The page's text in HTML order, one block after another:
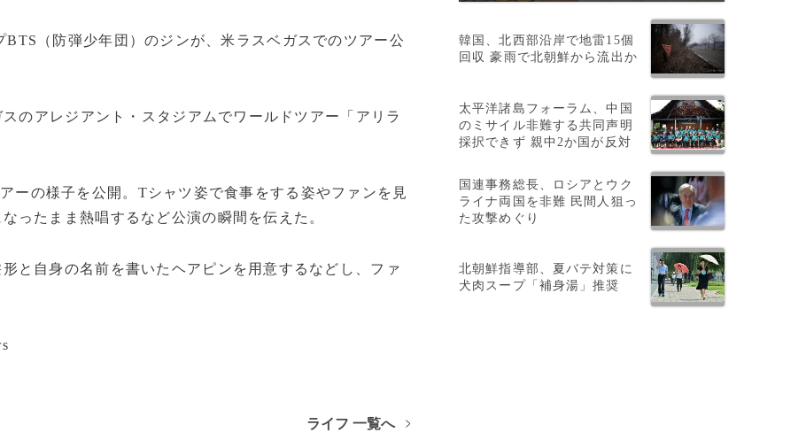
BTS（防弾少年団）のジンが、米ラスベガスでのツアー公
のアレジアント・スタジアムでワールドツアー「アリラ
ーの様子を公開。Tシャツ姿で食事をする姿やファンを見
ったまま熱唱するなど公演の瞬間を伝えた。
と自身の名前を書いたヘアピンを用意するなどし、ファ
ライフ 一覧へ >
韓国、北西部沿岸で地雷15個
回収 豪雨で北朝鮮から流出か
太平洋諸島フォーラム、中国
のミサイル非難する共同声明
採択できず 親中2か国が反対
国連事務総長、ロシアとウク
ライナ両国を非難 民間人狙っ
た攻撃めぐり
北朝鮮指導部、夏バテ対策に
犬肉スープ「補身湯」推奨